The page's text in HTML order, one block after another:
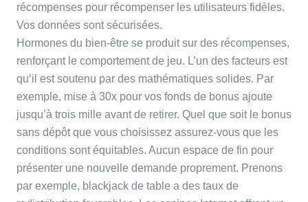
récompenses pour récompenser les utilisateurs fidèles.
Vos données sont sécurisées.
Hormones du bien-être se produit sur des récompenses,
renforçant le comportement de jeu. L’un des facteurs est
qu’il est soutenu par des mathématiques solides. Par
exemple, mise à 30x pour vos fonds de bonus ajoute
jusqu’à trois mille avant de retirer. Quel que soit le bonus
sans dépôt que vous choisissez assurez-vous que les
conditions sont équitables. Aucun espace de fin pour
présenter une nouvelle demande proprement. Prenons
par exemple, blackjack de table a des taux de